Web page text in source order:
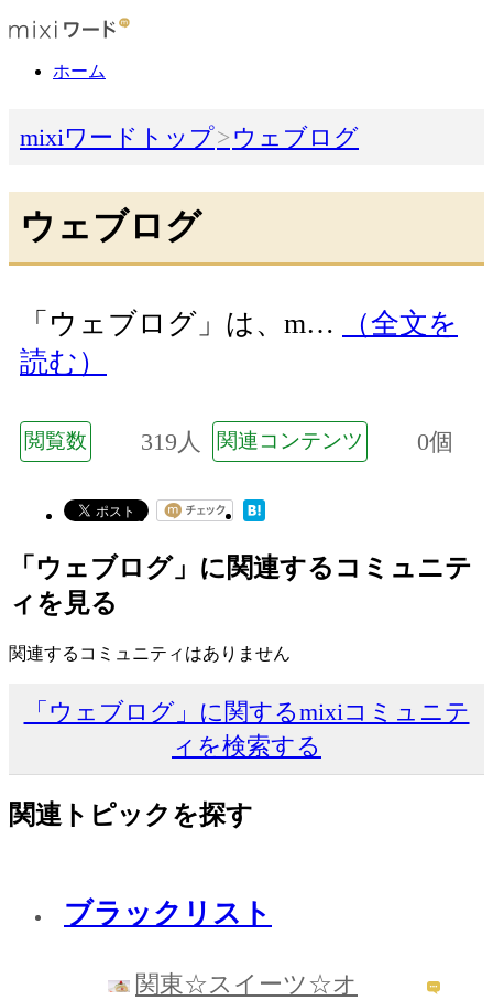
ホーム
mixiワードトップ ウェブログ
ウェブログ
「ウェブログ」は、m…
（全文を
読む）
閲覧数 319人 関連コンテンツ 0個
「ウェブログ」に関連するコミュニテ
ィを見る
関連するコミュニティはありません
「ウェブログ」に関するmixiコミュニテ
ィを検索する
関連トピックを探す
ブラックリスト
関東☆スイーツ☆オ